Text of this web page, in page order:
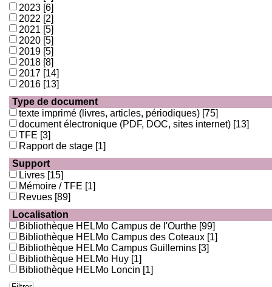
2023 [6]
2022 [2]
2021 [5]
2020 [5]
2019 [5]
2018 [8]
2017 [14]
2016 [13]
Type de document
texte imprimé (livres, articles, périodiques) [75]
document électronique (PDF, DOC, sites internet) [13]
TFE [3]
Rapport de stage [1]
Support
Livres [15]
Mémoire / TFE [1]
Revues [89]
Localisation
Bibliothèque HELMo Campus de l'Ourthe [99]
Bibliothèque HELMo Campus des Coteaux [1]
Bibliothèque HELMo Campus Guillemins [3]
Bibliothèque HELMo Huy [1]
Bibliothèque HELMo Loncin [1]